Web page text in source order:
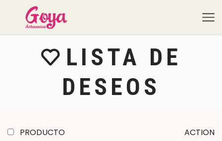
LISTA DE
DESEOS
PRODUCTO ACTION